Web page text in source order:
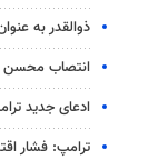
ذوالقدر به
انتصاب محسن
ادعای جدید
ترامپ: فشار